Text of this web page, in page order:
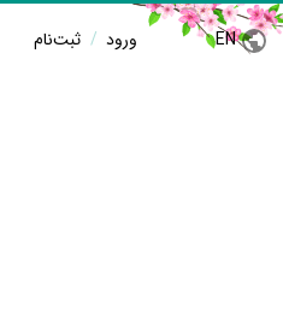
EN ورود / ثبت‌نام